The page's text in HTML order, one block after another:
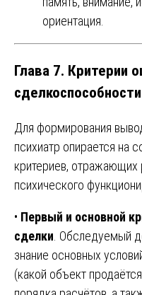
ориентация.
Глава 7. Критерии
Для формирования
психиатр опирается на
критериев, отражающих
психического
• Первый и основной
сделки . Обследуемый
знание основных
(какой объект